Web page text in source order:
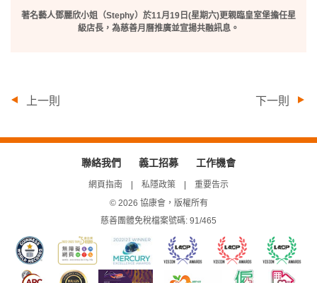
放
/
著名藝人鄧麗欣小姐（Stephy）於11月19日(星期六)更親臨皇室堡擔任星
級店長，為慈善月曆推廣並宣揚共融訊息。
上一則 下一則
聯絡我們 義工招募 工作機會
網頁指南 私隱政策
重要告示
© 2026 協康會，版權所有
慈善團體免稅檔案號碼: 91/465